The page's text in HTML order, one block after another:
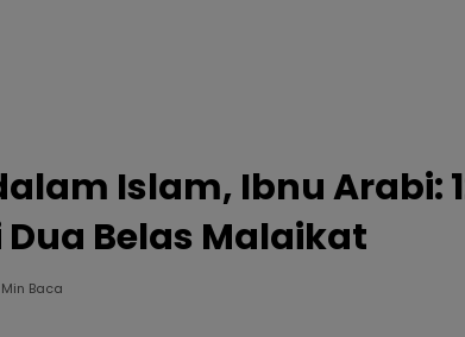
Islam, Ibnu Arabi:
Belas Malaikat
Baca